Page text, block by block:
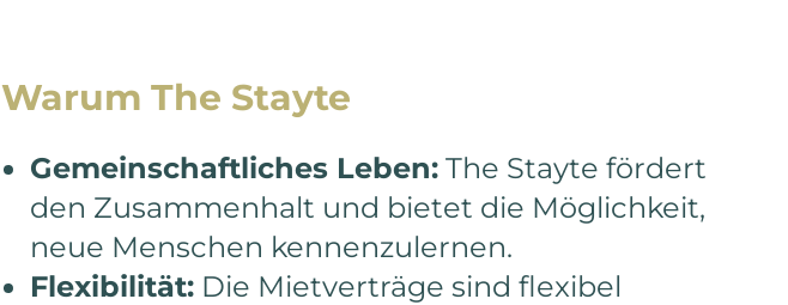
Warum The Stayte
Gemeinschaftliches Leben: The Stayte fördert
den Zusammenhalt und bietet die Möglichkeit,
neue Menschen kennenzulernen.
Flexibilität: Die Mietverträge sind flexibel